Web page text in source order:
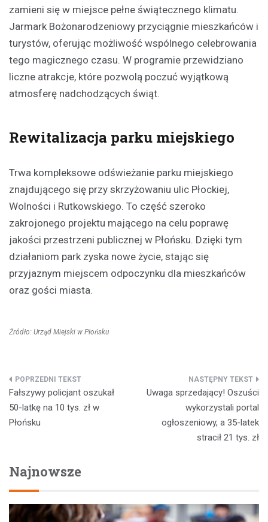
zamieni się w miejsce pełne świątecznego klimatu.
Jarmark Bożonarodzeniowy przyciągnie mieszkańców i
turystów, oferując możliwość wspólnego celebrowania
tego magicznego czasu. W programie przewidziano
liczne atrakcje, które pozwolą poczuć wyjątkową
atmosferę nadchodzących świąt.
Rewitalizacja parku miejskiego
Trwa kompleksowe odświeżanie parku miejskiego
znajdującego się przy skrzyżowaniu ulic Płockiej,
Wolności i Rutkowskiego. To część szeroko
zakrojonego projektu mającego na celu poprawę
jakości przestrzeni publicznej w Płońsku. Dzięki tym
działaniom park zyska nowe życie, stając się
przyjaznym miejscem odpoczynku dla mieszkańców
oraz gości miasta.
Źródło: Urząd Miejski w Płońsku
Nawigacja
wpisu
Fałszywy policjant oszukał
50-latkę na 10 tys. zł w
Płońsku
Uwaga sprzedający! Oszuści
wykorzystali portal
ogłoszeniowy, a 35-latek
stracił 21 tys. zł
Najnowsze